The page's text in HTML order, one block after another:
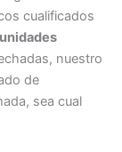
cualificados
unidades
nuestro
de
sea cual